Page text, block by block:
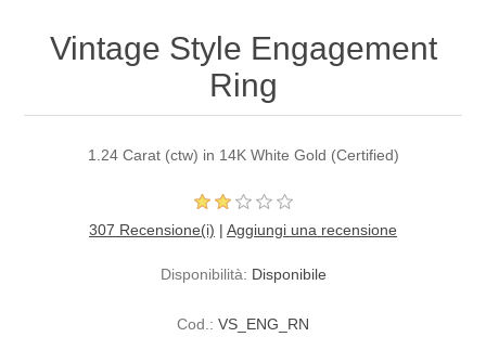
Vintage Style Engagement
Ring
1.24 Carat (ctw) in 14K White Gold (Certified)
307 Recensione(i) | Aggiungi una recensione
Disponibilità: Disponibile
Cod.: VS_ENG_RN